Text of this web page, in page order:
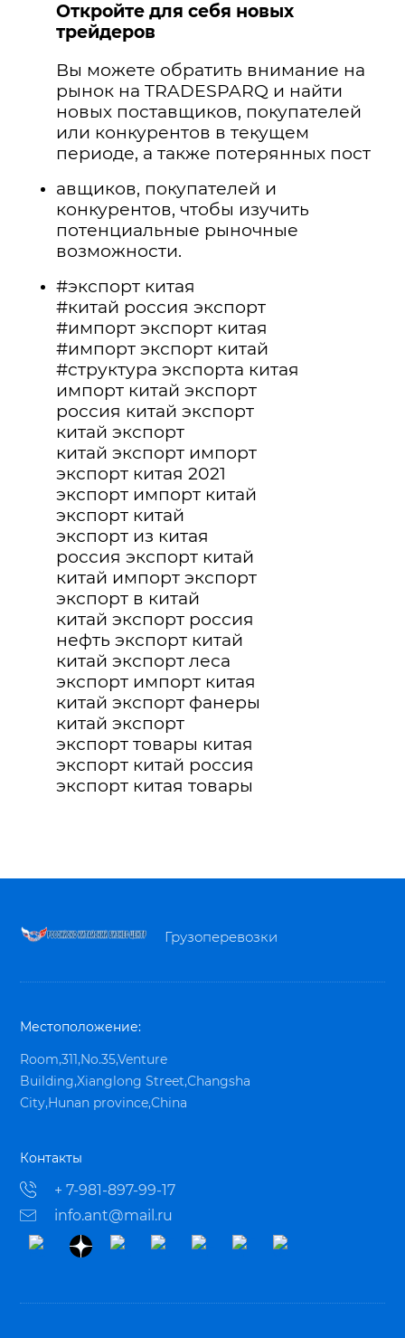
Откройте для себя новых
трейдеров
Вы можете обратить внимание на
рынок на TRADESPARQ и найти
новых поставщиков, покупателей
или конкурентов в текущем
периоде, а также потерянных пост
авщиков, покупателей и
конкурентов, чтобы изучить
потенциальные рыночные
возможности.
#экспорт китая
#китай россия экспорт
#импорт экспорт китая
#импорт экспорт китай
#структура экспорта китая
импорт китай экспорт
россия китай экспорт
китай экспорт
китай экспорт импорт
экспорт китая 2021
экспорт импорт китай
экспорт китай
экспорт из китая
россия экспорт китай
китай импорт экспорт
экспорт в китай
китай экспорт россия
нефть экспорт китай
китай экспорт леса
экспорт импорт китая
китай экспорт фанеры
китай экспорт
экспорт товары китая
экспорт китай россия
экспорт китая товары
Грузоперевозки
Местоположение:
Room,311,No.35,Venture
Building,Xianglong Street,Changsha
City,Hunan province,China
Контакты
+ 7-981-897-99-17
info.ant@mail.ru